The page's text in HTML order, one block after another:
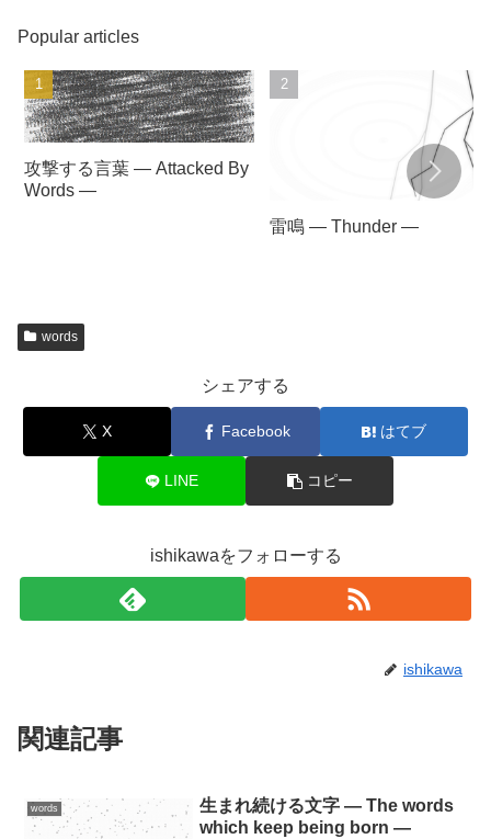
Popular articles
攻撃する言葉 — Attacked By
Words —
雷鳴 — Thunder —
words
シェアする
X Facebook はてブ
LINE コピー
ishikawaをフォローする
ishikawa
関連記事
words
生まれ続ける文字 — The words
which keep being born —